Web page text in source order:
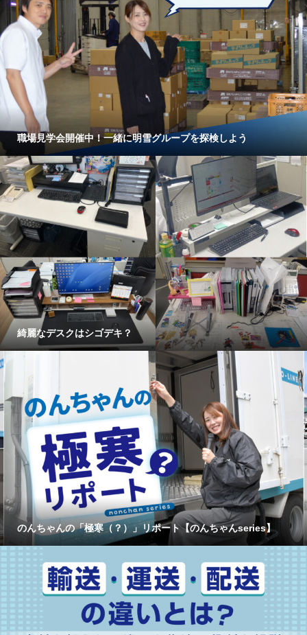
職場見学会開催中！一緒に明雪グループを探検しよう
綺麗なデスクはシゴデキ？
のんちゃんの「極寒（？）」リポート【のんちゃんseries】